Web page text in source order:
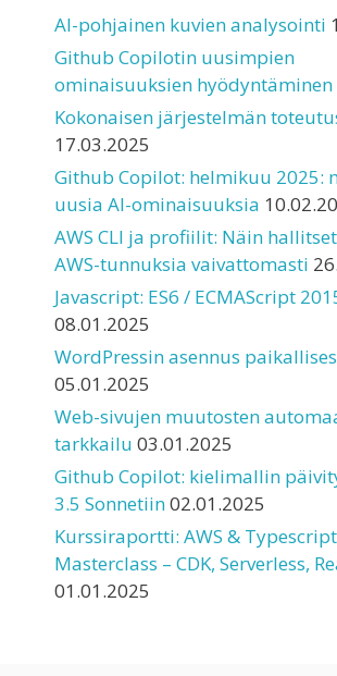
AI-pohjainen kuvien analysointi
Github Copilotin uusimpien
ominaisuuksien hyödyntäminen
Kokonaisen järjestelmän
17.03.2025
Github Copilot: helmikuu 2025:
uusia AI-ominaisuuksia
AWS CLI ja profiilit: Näin
AWS-tunnuksia vaivattomasti
Javascript: ES6 / ECMAScript
08.01.2025
WordPressin asennus
05.01.2025
Web-sivujen muutosten
tarkkailu 03.01.2025
Github Copilot: kielimallin
3.5 Sonnetiin02.01.2025
Kurssiraportti: AWS & Typescript
Masterclass – CDK, Serverless,
01.01.2025